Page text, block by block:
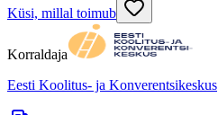
Küsi, millal toimub
Korraldaja
Eesti Koolitus- ja Konverentsikeskus